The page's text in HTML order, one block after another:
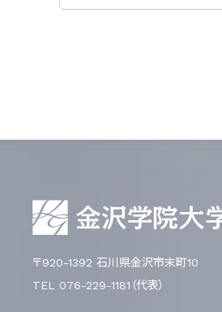
〒920-1392 石川県金沢市末町10
TEL 076-229-1181（代表）